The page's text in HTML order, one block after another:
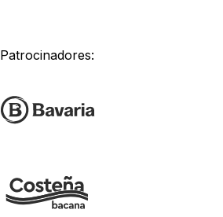
Patrocinadores: